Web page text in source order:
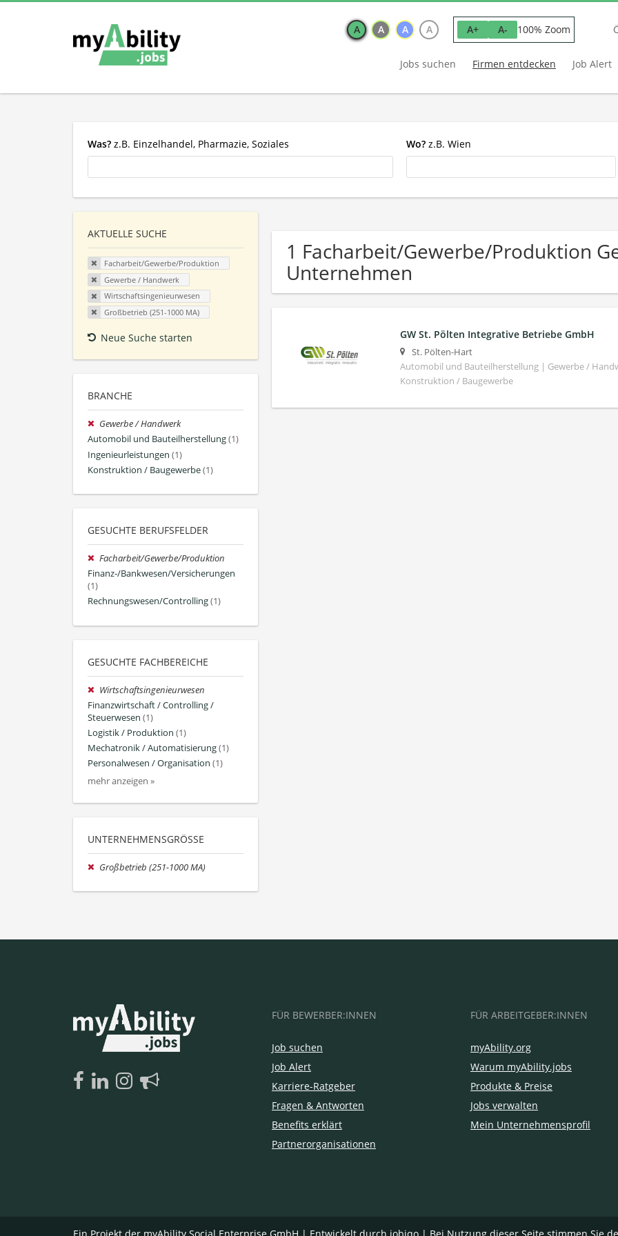
A A A A A+ A- 100% Zoom
Jobs suchen Firmen entdecken Job Alert
Was? z.B. Einzelhandel, Pharmazie, Soziales Wo? z.B. Wien
AKTUELLE SUCHE
Facharbeit/Gewerbe/Produktion
Gewerbe / Handwerk
Wirtschaftsingenieurwesen
Großbetrieb (251-1000 MA)
Neue Suche starten
BRANCHE
Gewerbe / Handwerk
Automobil und Bauteilherstellung(1)
Ingenieurleistungen (1)
Konstruktion / Baugewerbe(1)
GESUCHTE BERUFSFELDER
Facharbeit/Gewerbe/Produktion
Finanz-/Bankwesen/Versicherungen
(1)
Rechnungswesen/Controlling(1)
GESUCHTE FACHBEREICHE
Wirtschaftsingenieurwesen
Finanzwirtschaft / Controlling /
Steuerwesen (1)
Logistik / Produktion (1)
Mechatronik / Automatisierung(1)
Personalwesen / Organisation (1)
mehr anzeigen »
UNTERNEHMENSGRÖSSE
Großbetrieb (251-1000 MA)
1 Facharbeit/Gewerbe/Produktion
Unternehmen
GW St. Pölten Integrative Betriebe GmbH
St. Pölten-Hart
Automobil und Bauteilherstellung | Gewerbe /
Konstruktion / Baugewerbe
FÜR BEWERBER:INNEN
Job suchen
Job Alert
Karriere-Ratgeber
Fragen & Antworten
Benefits erklärt
Partnerorganisationen
FÜR ARBEITGEBER:INNEN
myAbility.org
Warum myAbility.jobs
Produkte & Preise
Jobs verwalten
Mein Unternehmensprofil